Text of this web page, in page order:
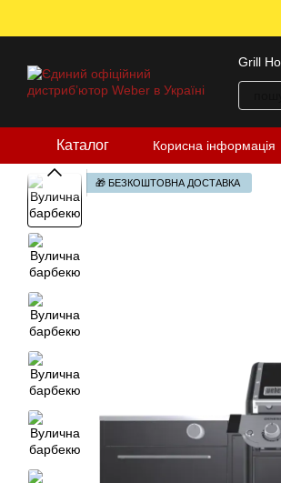
Grill
Каталог Корисна інформація
🎁 БЕЗКОШТОВНА ДОСТАВКА